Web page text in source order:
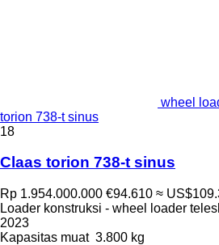
wheel
torion 738-t sinus
18
Claas torion 738-t sinus
Rp 1.954.000.000 €94.610 ≈
Loader konstruksi - wheel loader
2023
Kapasitas muat 3.800 kg